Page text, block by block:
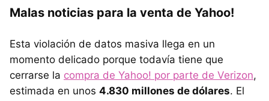
Malas noticias para la venta de Yahoo!
Esta violación de datos masiva llega en un
momento delicado porque todavía tiene que
cerrarse la compra de Yahoo! por parte de Verizon,
estimada en unos 4.830 millones de dólares. El